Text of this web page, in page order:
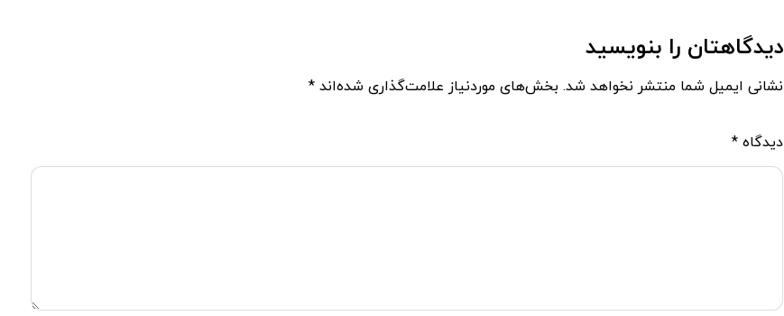
دیدگاهتان را بنویسید
نشانی ایمیل شما منتشر نخواهد شد. بخش‌های موردنیاز علامت‌گذاری شده‌اند*
دیدگاه*